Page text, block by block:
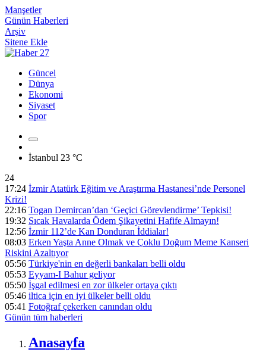
Manşetler
Günün Haberleri
Arşiv
Sitene Ekle
Güncel
Dünya
Ekonomi
Siyaset
Spor
İstanbul 23 °C
24
17:24 İzmir Atatürk Eğitim ve Araştırma Hastanesi’nde Personel
Krizi!
22:16 Togan Demircan’dan ‘Geçici Görevlendirme’ Tepkisi!
19:32 Sıcak Havalarda Ödem Şikayetini Hafife Almayın!
12:56 İzmir 112’de Kan Donduran İddialar!
08:03 Erken Yaşta Anne Olmak ve Çoklu Doğum Meme Kanseri
Riskini Azaltıyor
05:56 Türkiye'nin en değerli bankaları belli oldu
05:53 Eyyam-I Bahur geliyor
05:50 İşgal edilmesi en zor ülkeler ortaya çıktı
05:46 iltica için en iyi ülkeler belli oldu
05:41 Fotoğraf çekerken canından oldu
Günün tüm haberleri
Anasayfa